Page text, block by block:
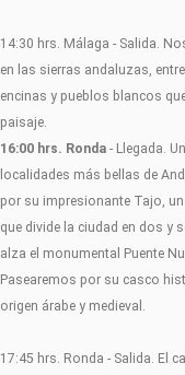
14:30 hrs. Málaga - Salida.
en las sierras andaluzas,
encinas y pueblos blancos
paisaje.
16:00 hrs. Ronda - Llegada.
localidades más bellas de
por su impresionante Tajo,
que divide la ciudad en dos y
alza el monumental Puente
Pasearemos por su casco
origen árabe y medieval.
17:45 hrs. Ronda - Salida. El